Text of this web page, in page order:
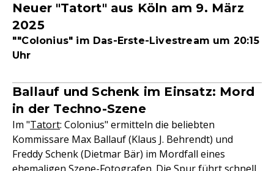
Neuer "Tatort" aus Köln am 9. März
2025
""Colonius" im Das-Erste-Livestream um 20:15
Uhr
Ballauf und Schenk im Einsatz: Mord
in der Techno-Szene
Im "Tatort: Colonius" ermitteln die beliebten
Kommissare Max Ballauf (Klaus J. Behrendt) und
Freddy Schenk (Dietmar Bär) im Mordfall eines